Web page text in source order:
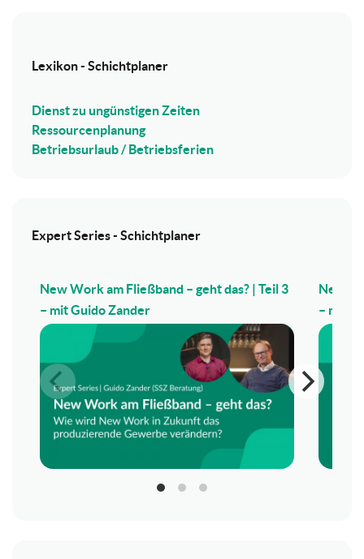
Lexikon - Schichtplaner
Dienst zu ungünstigen Zeiten
Ressourcenplanung
Betriebsurlaub / Betriebsferien
Expert Series - Schichtplaner
New Work am Fließband – geht das? | Teil 3
– mit Guido Zander
New
– mit